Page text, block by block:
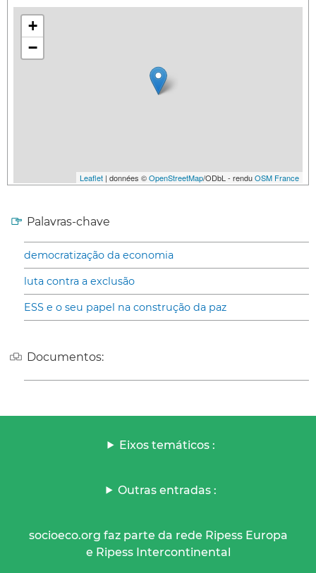
+
−
Leaflet | données ©OpenStreetMap/ODbL - renduOSM France
Palavras-chave
democratização da economia
luta contra a exclusão
ESS e o seu papel na construção da paz
Documentos:
Eixos temáticos :
Outras entradas :
socioeco.org faz parte da rede Ripess Europa
e Ripess Intercontinental